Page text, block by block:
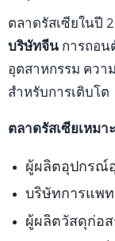
ตลาดรัสเซียในปี
บริษัทจีน การถอน
อุตสาหกรรม ควา
สำหรับการเติบโต
ตลาดรัสเซียเหมา
ผู้ผลิตอุปกรณ์
บริษัทการแพท
ผู้ผลิตวัสดุก่อส